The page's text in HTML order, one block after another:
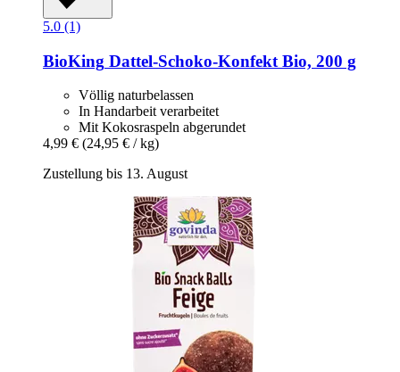
5.0 (1)
BioKing Dattel-​Schoko-​Konfekt Bio, 200 g
Völlig naturbelassen
In Handarbeit verarbeitet
Mit Kokosraspeln abgerundet
4,99 € (24,95 € / kg)
Zustellung bis 13. August